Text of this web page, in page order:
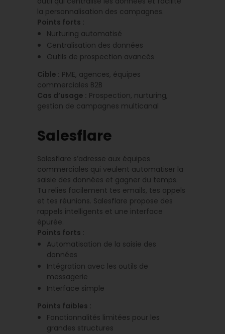
la personnalisation des campagnes.
Points forts :
Nurturing automatisé
Centralisation des données
Outils de prospection avancés
Cible : PME, agences, équipes
commerciales B2B
Cas d’usage : Prospection, nurturing,
gestion de campagnes multicanal
Salesflare
Salesflare s’adresse aux équipes
commerciales qui veulent automatiser la
saisie des données et gagner du temps.
Tu relies facilement tes emails, tes appels
et tes réunions. Salesflare propose des
rappels intelligents et une interface
épurée.
Points forts :
Automatisation de la saisie des
données
Intégration avec les outils de
messagerie
Interface simple
Points faibles :
Fonctionnalités limitées pour les
grandes structures